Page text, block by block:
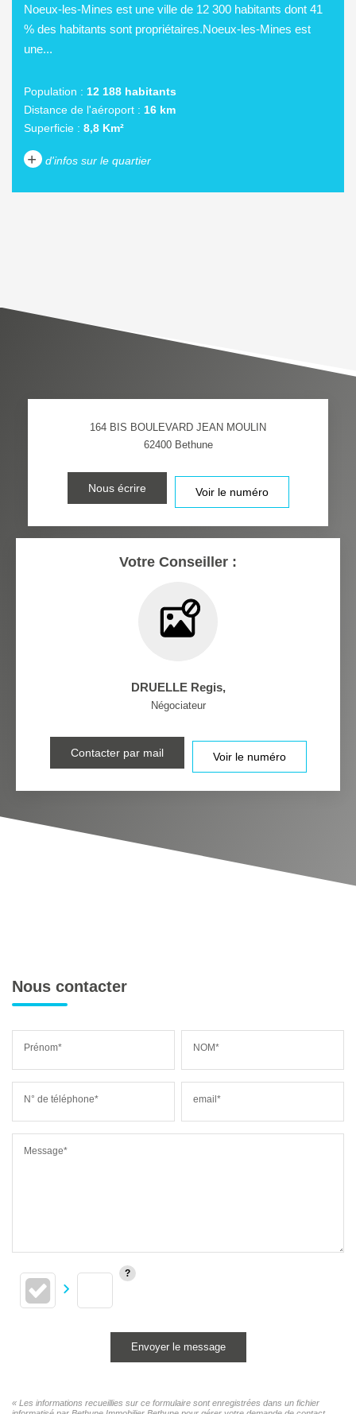
Noeux-les-Mines est une ville de 12 300 habitants dont 41
% des habitants sont propriétaires.Noeux-les-Mines est
une...
Population : 12 188 habitants
Distance de l'aéroport : 16 km
Superficie : 8,8 Km²
+ d'infos sur le quartier
TAUX DE PROPRIÉTAIRES
PART DES MÉNAGES SANS
ECOLES ET CRÈCHES
COMMERCES
164 BIS BOULEVARD JEAN MOULIN
62400 Bethune
Nous écrire Voir le numéro
Votre Conseiller :
DRUELLE Regis,
Négociateur
Contacter par mail Voir le numéro
Nous contacter
Prénom* NOM*
N° de téléphone* email*
Message*
Envoyer le message
« Les informations recueillies sur ce formulaire sont enregistrées dans un fichier